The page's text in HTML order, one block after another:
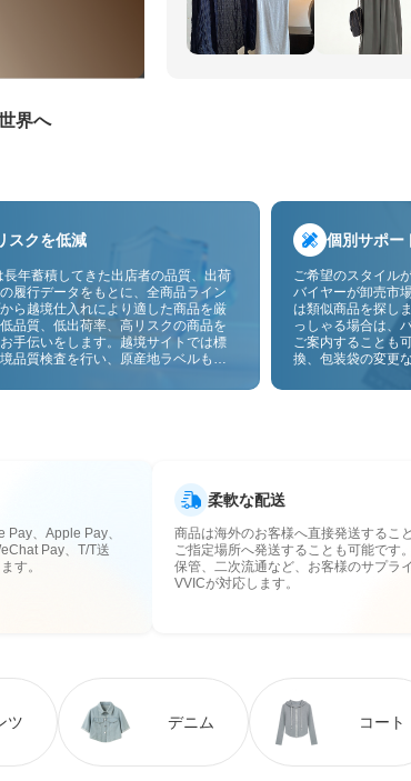
界へ
スクを低減
長年蓄積してきた出店者の品質、出荷
履行データをもとに、全商品ライン
ら越境仕入れにより適した商品を厳
品質、低出荷率、高リスクの商品を
手伝いをします。越境サイトでは標
品質検査を行い、原産地ラベルも貼
クをさらに抑えます。
個別サポー
ご希望のスタイル
バイヤーが卸売市
は類似商品を探し
っしゃる場合は、
ご案内することも
換、包装袋の変更
にも対応予定です
、Apple Pay、
Pay、T/T送
す。
柔軟な配送
商品は海外のお客様へ直接発送するこ
ご指定場所へ発送することも可能です
保管、二次流通など、お客様のサプラ
VVICが対応します。
ツ デニム コート